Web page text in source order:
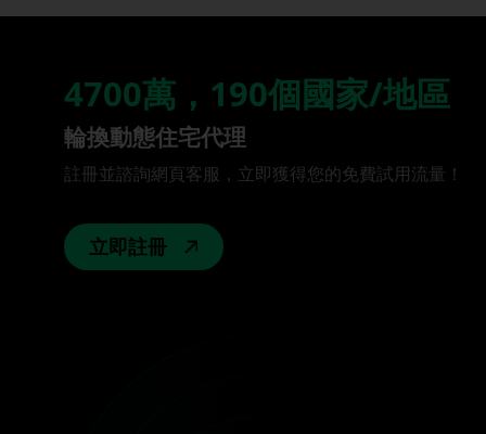
4700萬，190個國家/地區
輪換動態住宅代理
註冊並諮詢網頁客服，立即獲得您的免費試用流量！
立即註冊